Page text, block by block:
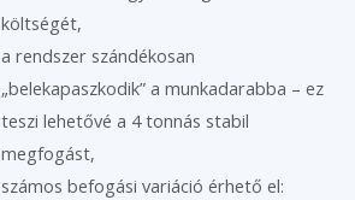
költségét,
a rendszer szándékosan
„belekapaszkodik” a munkadarabba – ez
teszi lehetővé a 4 tonnás stabil
megfogást,
számos befogási variáció érhető el: